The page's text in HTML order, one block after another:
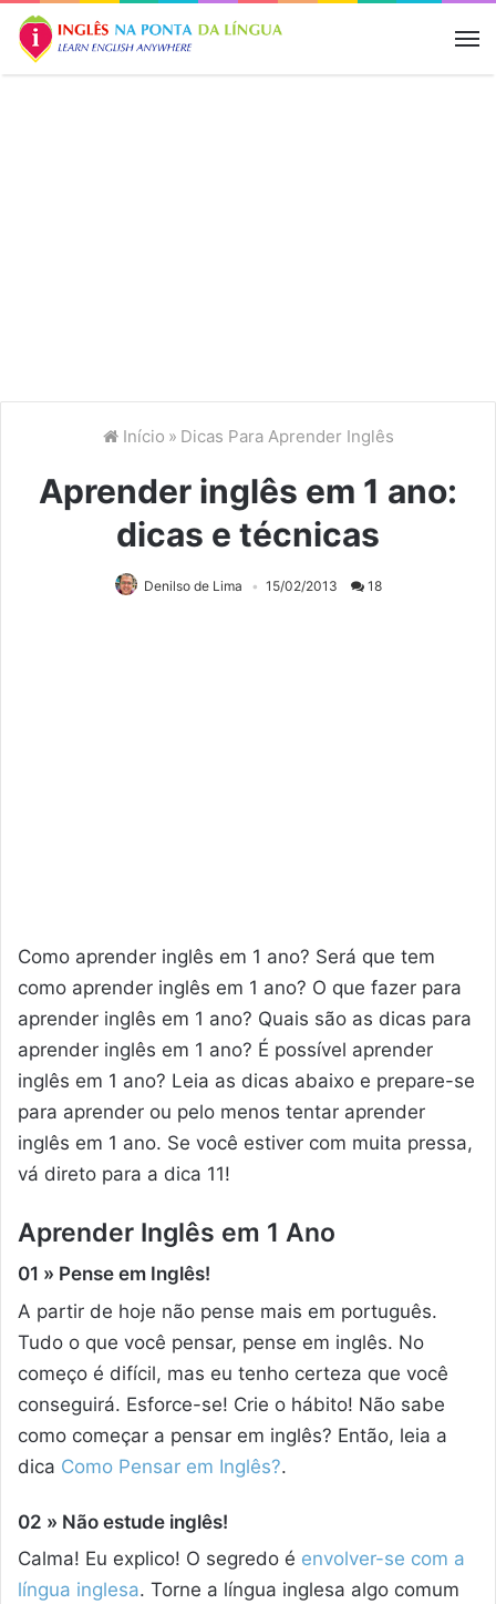
Início » Dicas Para Aprender Inglês
Aprender inglês em 1 ano:
dicas e técnicas
Denilso de Lima 15/02/2013 18
Como aprender inglês em 1 ano? Será que tem
como aprender inglês em 1 ano? O que fazer para
aprender inglês em 1 ano? Quais são as dicas para
aprender inglês em 1 ano? É possível aprender
inglês em 1 ano? Leia as dicas abaixo e prepare-se
para aprender ou pelo menos tentar aprender
inglês em 1 ano. Se você estiver com muita pressa,
vá direto para a dica 11!
Aprender Inglês em 1 Ano
01 » Pense em Inglês!
A partir de hoje não pense mais em português.
Tudo o que você pensar, pense em inglês. No
começo é difícil, mas eu tenho certeza que você
conseguirá. Esforce-se! Crie o hábito! Não sabe
como começar a pensar em inglês? Então, leia a
dica Como Pensar em Inglês?.
02 » Não estude inglês!
Calma! Eu explico! O segredo é envolver-se com a
língua inglesa. Torne a língua inglesa algo comum